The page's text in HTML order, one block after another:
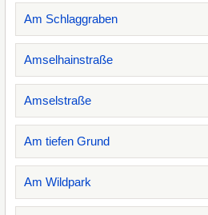
Am Schlaggraben
Amselhainstraße
Amselstraße
Am tiefen Grund
Am Wildpark